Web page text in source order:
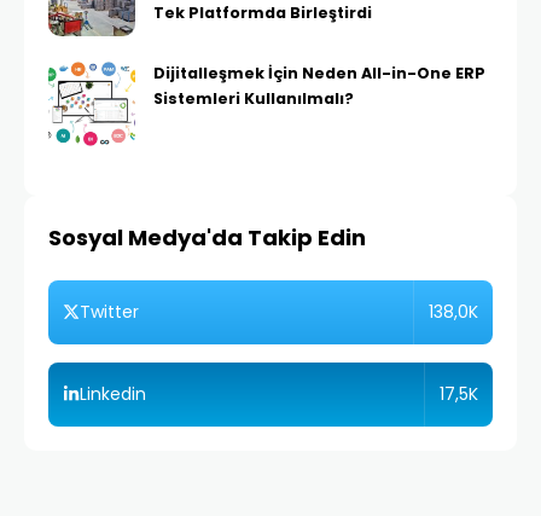
Tek Platformda Birleştirdi
Dijitalleşmek İçin Neden All-in-One ERP
Sistemleri Kullanılmalı?
Sosyal Medya'da Takip Edin
Twitter 138,0K
Linkedin 17,5K